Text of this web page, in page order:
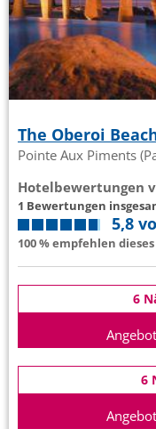
The Oberoi
Pointe Aux Piments
Hotelbewertungen
1 Bewertungen
5,8
100 % empfehlen
6
6